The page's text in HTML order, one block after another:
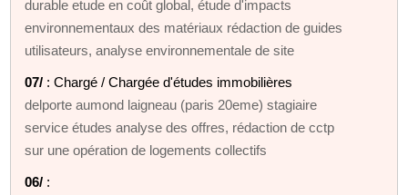
durable etude en coût global, étude d'impacts
environnementaux des matériaux rédaction de guides
utilisateurs, analyse environnementale de site
07/ : Chargé / Chargée d'études immobilières
delporte aumond laigneau (paris 20eme) stagiaire
service études analyse des offres, rédaction de cctp
sur une opération de logements collectifs
06/ :